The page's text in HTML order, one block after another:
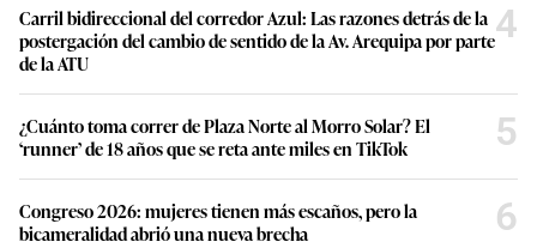
Carril bidireccional del corredor Azul: Las razones detrás de la
postergación del cambio de sentido de la Av. Arequipa por parte
de la ATU
4
¿Cuánto toma correr de Plaza Norte al Morro Solar? El
‘runner’ de 18 años que se reta ante miles en TikTok
5
Congreso 2026: mujeres tienen más escaños, pero la
bicameralidad abrió una nueva brecha
6